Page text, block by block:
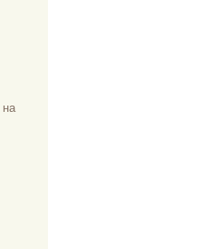
на